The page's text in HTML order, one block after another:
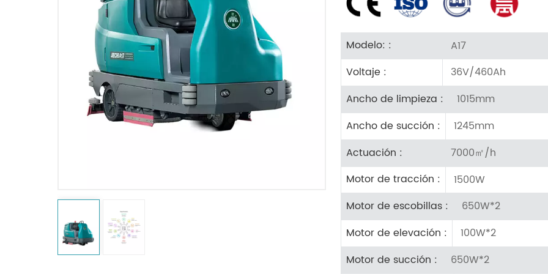
Modelo: :
A17
Voltaje :
36V/460Ah
Ancho de limpieza :
1015mm
Ancho de succión :
1245mm
Actuación :
7000㎡/h
Motor de tracción :
1500W
Motor de escobillas :
650W*2
Motor de elevación :
100W*2
Motor de succión :
650W*2